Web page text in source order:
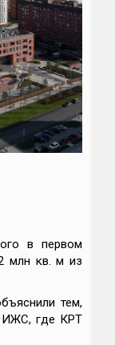
в первом
млн кв. м из
тем,
ИЖС, где КРТ